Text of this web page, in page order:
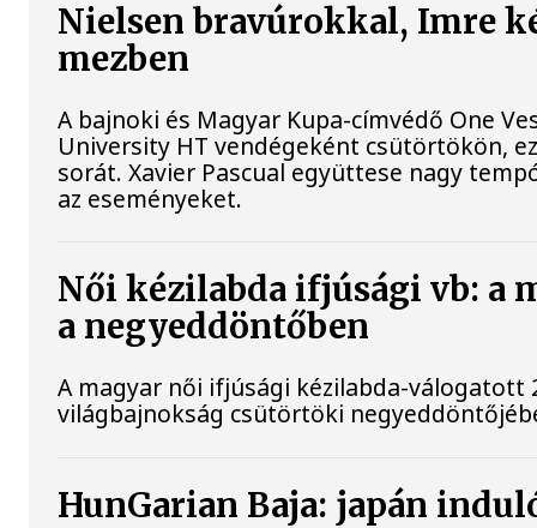
Nielsen bravúrokkal, Imre
mezben
A bajnoki és Magyar Kupa-címvédő One
University HT vendégeként csütörtökön,
sorát. Xavier Pascual együttese nagy
az eseményeket.
Női kézilabda ifjúsági vb: a
a negyeddöntőben
A magyar női ifjúsági kézilabda-
világbajnokság csütörtöki
HunGarian Baja: japán